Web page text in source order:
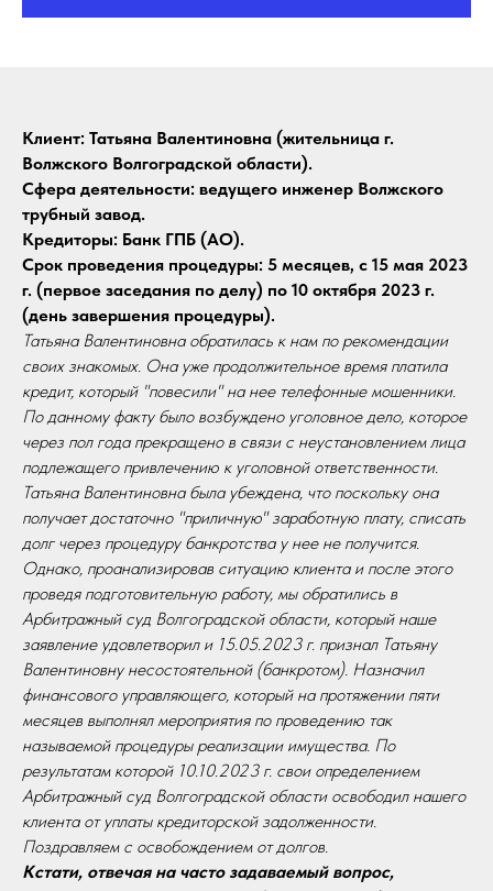
Клиент: Татьяна Валентиновна (жительница г.
Волжского Волгоградской области).
Сфера деятельности: ведущего инженер Волжского
трубный завод.
Кредиторы: Банк ГПБ (АО).
Срок проведения процедуры: 5 месяцев, с 15 мая 2023
г. (первое заседания по делу) по 10 октября 2023 г.
(день завершения процедуры).
Татьяна Валентиновна обратилась к нам по рекомендации
своих знакомых. Она уже продолжительное время платила
кредит, который "повесили" на нее телефонные мошенники.
По данному факту было возбуждено уголовное дело, которое
через пол года прекращено в связи с неустановлением лица
подлежащего привлечению к уголовной ответственности.
Татьяна Валентиновна была убеждена, что поскольку она
получает достаточно "приличную" заработную плату, списать
долг через процедуру банкротства у нее не получится.
Однако, проанализировав ситуацию клиента и после этого
проведя подготовительную работу, мы обратились в
Арбитражный суд Волгоградской области, который наше
заявление удовлетворил и 15.05.2023 г. признал Татьяну
Валентиновну несостоятельной (банкротом). Назначил
финансового управляющего, который на протяжении пяти
месяцев выполнял мероприятия по проведению так
называемой процедуры реализации имущества. По
результатам которой 10.10.2023 г. свои определением
Арбитражный суд Волгоградской области освободил нашего
клиента от уплаты кредиторской задолженности.
Поздравляем с освобождением от долгов.
Кстати, отвечая на часто задаваемый вопрос,